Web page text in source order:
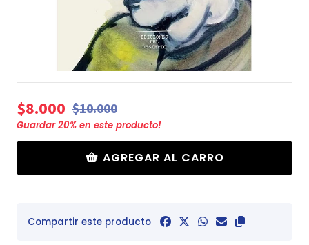
$8.000 $10.000
Guardar20% en este producto!
AGREGAR AL CARRO
Compartir este producto